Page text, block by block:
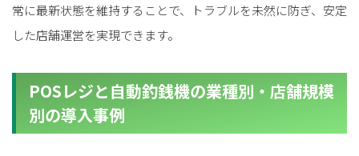
常に最新状態を維持することで、トラブルを未然に防ぎ、安定
した店舗運営を実現できます。
POSレジと自動釣銭機の業種別・店舗規模
別の導入事例